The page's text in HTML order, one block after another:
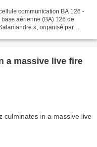
communication BA 126 -
aérienne (BA) 126 de
», organisé par
a massive live fire